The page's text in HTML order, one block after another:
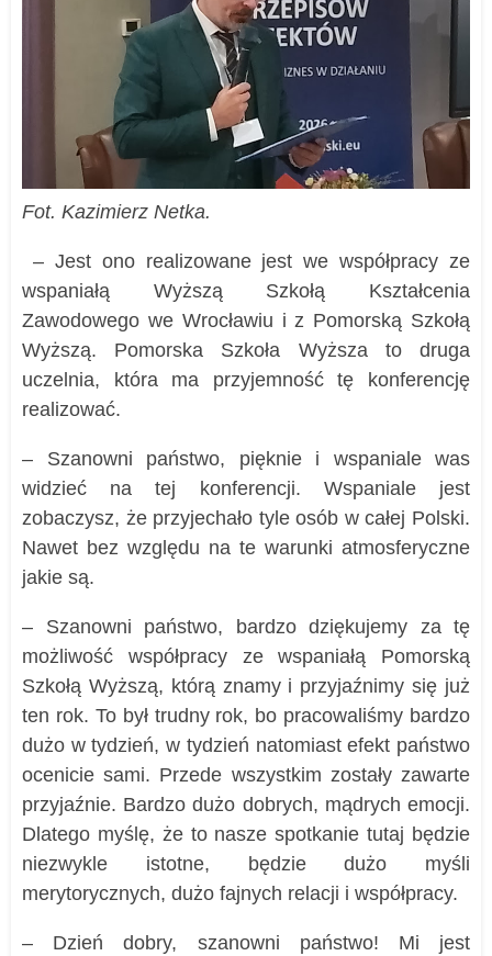
Fot. Kazimierz Netka.
– Jest ono realizowane jest we współpracy ze
wspaniałą Wyższą Szkołą Kształcenia
Zawodowego we Wrocławiu i z Pomorską Szkołą
Wyższą. Pomorska Szkoła Wyższa to druga
uczelnia, która ma przyjemność tę konferencję
realizować.
– Szanowni państwo, pięknie i wspaniale was
widzieć na tej konferencji. Wspaniale jest
zobaczysz, że przyjechało tyle osób w całej Polski.
Nawet bez względu na te warunki atmosferyczne
jakie są.
– Szanowni państwo, bardzo dziękujemy za tę
możliwość współpracy ze wspaniałą Pomorską
Szkołą Wyższą, którą znamy i przyjaźnimy się już
ten rok. To był trudny rok, bo pracowaliśmy bardzo
dużo w tydzień, w tydzień natomiast efekt państwo
ocenicie sami. Przede wszystkim zostały zawarte
przyjaźnie. Bardzo dużo dobrych, mądrych emocji.
Dlatego myślę, że to nasze spotkanie tutaj będzie
niezwykle istotne, będzie dużo myśli
merytorycznych, dużo fajnych relacji i współpracy.
– Dzień dobry, szanowni państwo! Mi jest